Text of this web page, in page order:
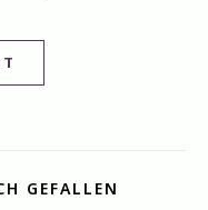
GEFALLEN